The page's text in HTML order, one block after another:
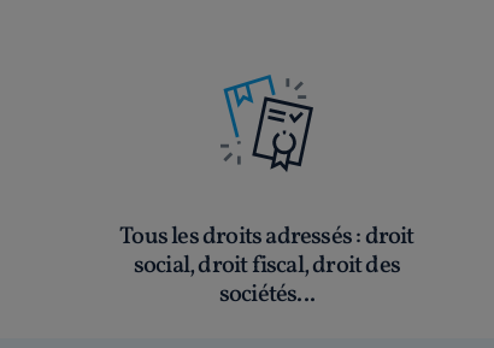
Tous les droits adressés: droit
social, droit fiscal, droit des
sociétés...